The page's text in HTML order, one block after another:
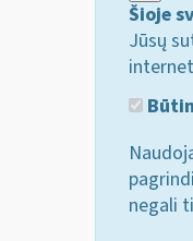
Šioje
Jūsų
negali